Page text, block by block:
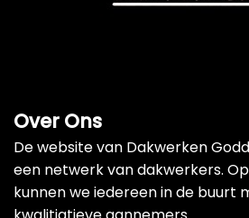
Over Ons
De website van Dakwerken
een netwerk van dakwerkers.
kunnen we iedereen in de buurt